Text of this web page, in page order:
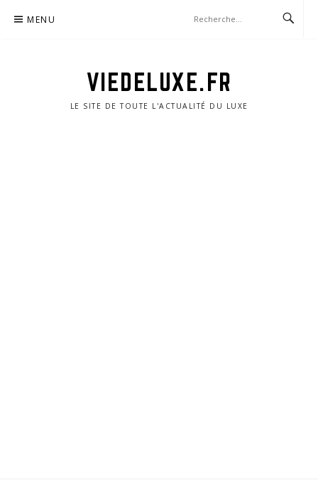
MENU
VIEDELUXE.FR
LE SITE DE TOUTE L'ACTUALITÉ DU LUXE